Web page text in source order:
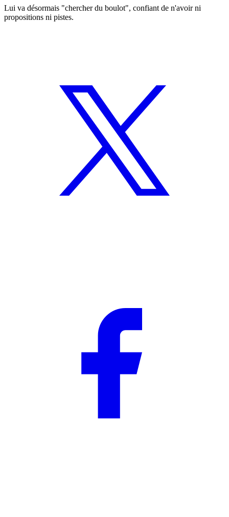
Lui va désormais "chercher du boulot", confiant de n'avoir ni
propositions ni pistes.